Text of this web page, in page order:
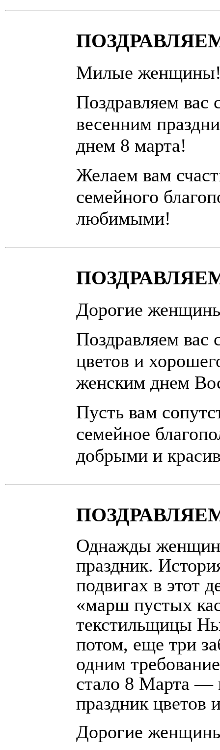
Милые
Поздравляем вас
весенним
днем 8 марта!
Желаем вам
семейного
любимыми!
Дорогие
Поздравляем вас
цветов и
женским днем
Пусть вам
семейное
добрыми и
Однажды
праздник.
подвигах в этот
«марш пустых
текстильщицы
потом, еще три
одним
стало 8 Марта —
праздник цветов
Дорогие